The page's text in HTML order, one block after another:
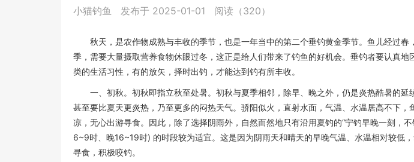
小猫钓鱼 发布于 2025-01-01 阅读（320）
秋天，是农作物成熟与丰收的季节，也是一年当中的第二个垂钓黄金季节。鱼儿经过
季，需要大量摄取营养食物休眼过冬，这正是给人们带来了钓鱼的好机会。垂钓者要认真地
类的生活习性，有的放矢，择时出钓，才能达到钓有所丰收。
一、初秋。初秋即指立秋至处暑。初秋与夏季相邻，除早、晚之外，仍是炎热酷暑的延
甚至要比夏天更炎热，乃至更多的闷热天气。骄阳似火，直射水面，气温、水温居高不下
凉，无心出游寻食。因此，除了选择阴雨外，自然而然地只有沿用夏钓的“宁钓早晚一刻，
6~9时、晚16~19时) 的时段较为适宜。这是因为阴雨天和晴天的早晚气温、水温相对较低
寻食，积极咬钓。